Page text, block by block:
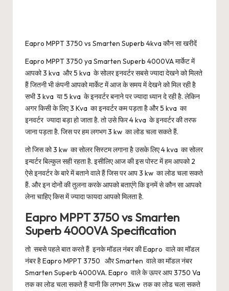
Eapro MPPT 3750 vs Smarten Superb 4kva कौन सा खरीदें
Eapro MPPT 3750 ya Smarten Superb 4000VA मार्केट में
आपको 3 kva और 5 kva के सोलर इनवर्टर सबसे ज्यादा देखने को मिलते
हैं जितनी भी कंपनी आपको मार्केट में आज के समय में देखने को मिल रही है
सभी 3 kva या 5 kva के इनवर्टर बनाने पर ज्यादा ध्यान दे रही है. लेकिन
अगर किसी के लिए 3 Kva का इनवर्टर कम पड़ता है और 5 kva का
इनवर्टर ज्यादा बड़ा हो जाता है. तो उसे फिर 4 kva के इनवर्टर की तरफ
जाना पड़ता है. जिस पर हम लगभग 3 kw का लोड चला सकते हैं.
तो जिस को 3 kw का सोलर सिस्टम लगाना है उसके लिए 4 kva का सोलर
इन्वर्टर बिल्कुल सही रहता है. इसीलिए आज की इस पोस्ट में हम आपको 2
ऐसे इनवर्टर के बारे में बताने वाले हैं जिस पर आप 3 kw का लोड चला सकते
हैं. और इन दोनों की तुलना करके आपको बताएंगे कि इनमें से कौन सा आपको
लेना चाहिए किस में ज्यादा फायदा आपको मिलता है.
Eapro MPPT 3750 vs Smarten
Superb 4000VA Specification
तो सबसे पहले बात करते हैं इनके मॉडल नंबर की Eapro वाले का मॉडल
नंबर है Eapro MPPT 3750 और Smarten वाले का मॉडल नंबर
Smarten Superb 4000VA. Eapro वाले के ऊपर आप 3750 Va
तक का लोड चला सकते हैं यानी कि लगभग 3kw तक का लोड चला सकते